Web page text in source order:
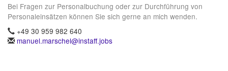
Bei Fragen zur Personalbuchung oder zur Durchführung von
Personaleinsätzen können Sie sich gerne an mich wenden.
+49 30 959 982 640
manuel.marschel@instaff.jobs